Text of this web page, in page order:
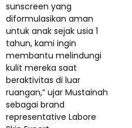
sunscreen yang
diformulasikan aman
untuk anak sejak usia 1
tahun, kami ingin
membantu melindungi
kulit mereka saat
beraktivitas di luar
ruangan,” ujar Mustainah
sebagai brand
representative Labore